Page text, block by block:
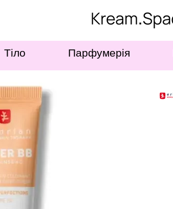
Тіло Парфумерія